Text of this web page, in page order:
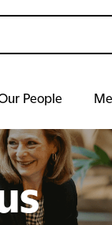
People